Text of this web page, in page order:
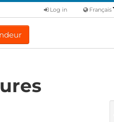
Français
Log in